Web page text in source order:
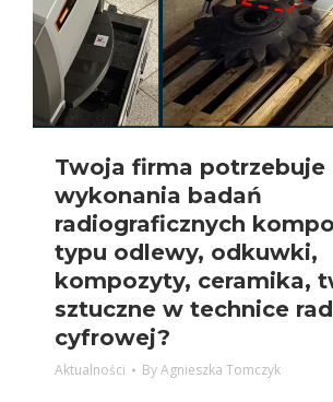
Twoja firma potrzebuje
wykonania badań
radiograficznych
typu odlewy, odkuwki,
kompozyty, ceramika,
sztuczne w technice
cyfrowej?
Aktualności ByAgnieszka Tomczyk